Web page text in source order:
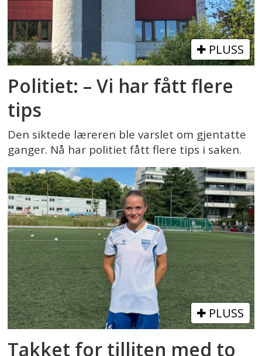
PLUSS
Politiet: – Vi har fått flere
tips
Den siktede læreren ble varslet om gjentatte
ganger. Nå har politiet fått flere tips i saken.
PLUSS
Takket for tilliten med to